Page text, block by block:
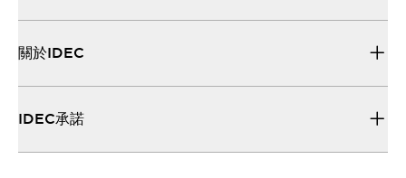
關於IDEC
IDEC承諾